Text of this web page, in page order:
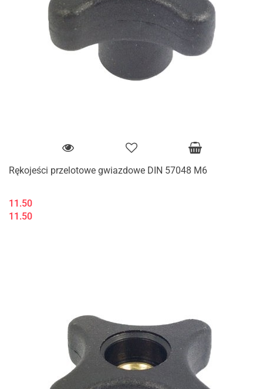
Rękojeści przelotowe gwiazdowe DIN 57048 M6
11.50
11.50